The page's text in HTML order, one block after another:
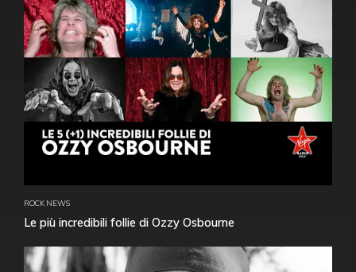
ROCK NEWS
Le più incredibili follie di Ozzy Osbourne